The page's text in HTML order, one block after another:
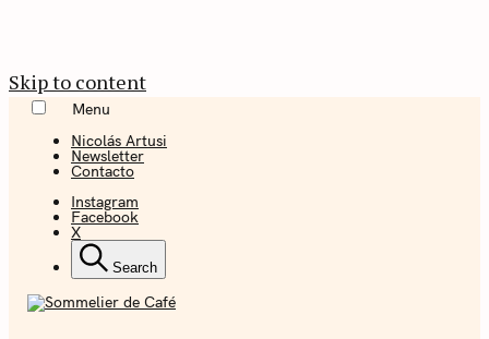
Skip to content
Menu
Nicolás Artusi
Newsletter
Contacto
Instagram
Facebook
X
Search